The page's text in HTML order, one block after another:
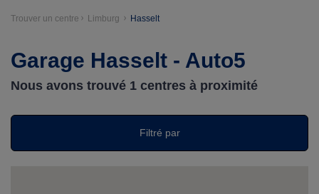
Trouver un centre Limburg Hasselt
Garage Hasselt - Auto5
Nous avons trouvé 1 centres à proximité
Filtré par